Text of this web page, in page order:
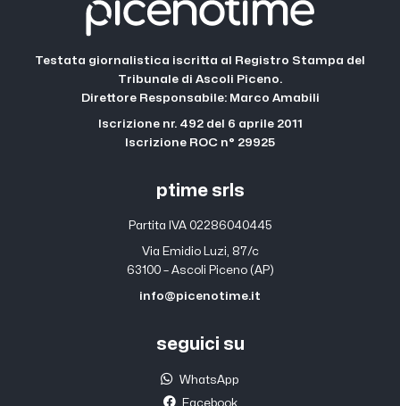
Testata giornalistica iscritta al Registro Stampa del
Tribunale di Ascoli Piceno.
Direttore Responsabile: Marco Amabili
Iscrizione nr. 492 del 6 aprile 2011
Iscrizione ROC n° 29925
ptime srls
Partita IVA 02286040445
Via Emidio Luzi, 87/c
63100 – Ascoli Piceno (AP)
info@picenotime.it
seguici su
WhatsApp
Facebook